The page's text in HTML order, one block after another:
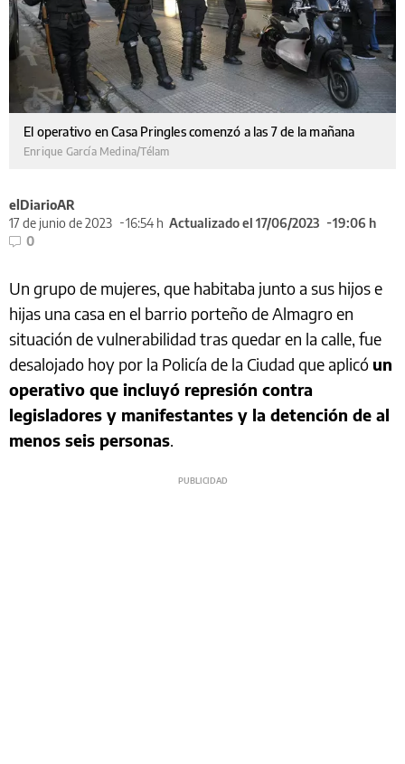
El operativo en Casa Pringles comenzó a las 7 de la mañana
Enrique García Medina/Télam
elDiarioAR
17 de junio de 2023
16:54 h Actualizado el 17/06/2023
19:06 h
0
Un grupo de mujeres, que habitaba junto a sus hijos e
hijas una casa en el barrio porteño de Almagro en
situación de vulnerabilidad tras quedar en la calle, fue
desalojado hoy por la Policía de la Ciudad que aplicó un
operativo que incluyó represión contra
legisladores y manifestantes y la detención de al
menos seis personas.